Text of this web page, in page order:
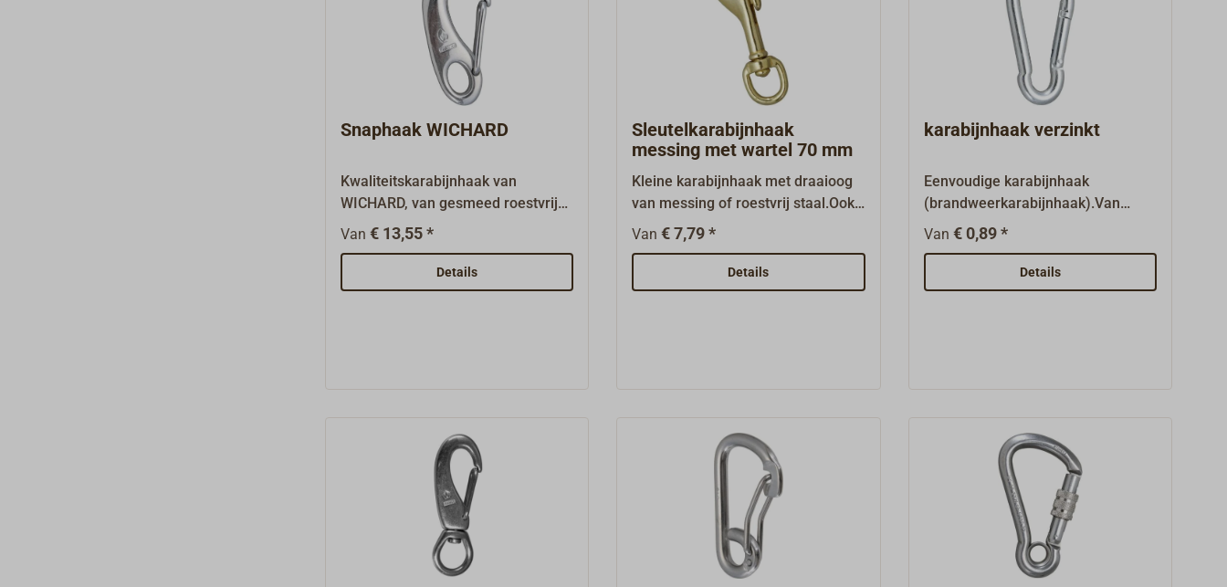
Snaphaak WICHARD
Kwaliteitskarabijnhaak van
WICHARD, van gesmeed roestvrij
staal, met beugelveer.De zeer mooi
gepolijste en afgeronde vorm
maakt van dit hoogsterkte beslag
een ware streling voor de hand.Ook
Van € 13,55 *
Details
Sleutelkarabijnhaak
messing met wartel 70 mm
Kleine karabijnhaak met draaioog
van messing of roestvrij staal.Ook
een goede sleutelhanger.
Van€ 7,79 *
Details
karabijnhaak verzinkt
Eenvoudige karabijnhaak
(brandweerkarabijnhaak).Van
staal, elektrolytisch verzinkt.
Van € 0,89 *
Details